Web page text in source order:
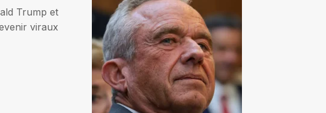
Trump et
viraux